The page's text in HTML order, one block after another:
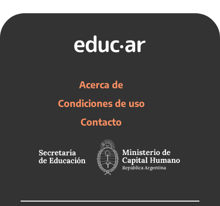
Acerca de
Condiciones de uso
Contacto